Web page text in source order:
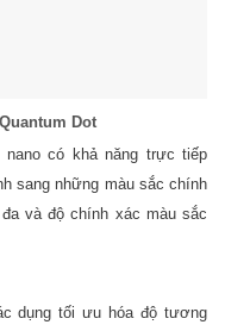
Dot
có khả năng trực tiếp
sang những màu sắc chính
và độ chính xác màu sắc
dụng tối ưu hóa độ tương